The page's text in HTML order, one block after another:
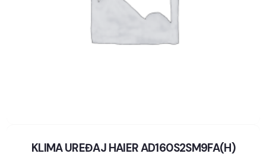
KLIMA UREĐAJ HAIER AD160S2SM9FA(H)